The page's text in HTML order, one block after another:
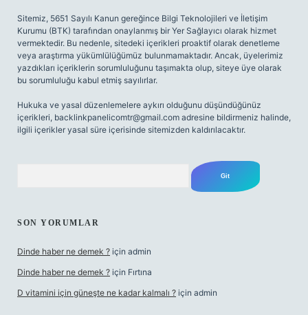
Sitemiz, 5651 Sayılı Kanun gereğince Bilgi Teknolojileri ve İletişim
Kurumu (BTK) tarafından onaylanmış bir Yer Sağlayıcı olarak hizmet
vermektedir. Bu nedenle, sitedeki içerikleri proaktif olarak denetleme
veya araştırma yükümlülüğümüz bulunmamaktadır. Ancak, üyelerimiz
yazdıkları içeriklerin sorumluluğunu taşımakta olup, siteye üye olarak
bu sorumluluğu kabul etmiş sayılırlar.
Hukuka ve yasal düzenlemelere aykırı olduğunu düşündüğünüz
içerikleri, backlinkpanelicomtr@gmail.com adresine bildirmeniz halinde,
ilgili içerikler yasal süre içerisinde sitemizden kaldırılacaktır.
SON YORUMLAR
Dinde haber ne demek ? için admin
Dinde haber ne demek ? için Fırtına
D vitamini için güneşte ne kadar kalmalı ? için admin